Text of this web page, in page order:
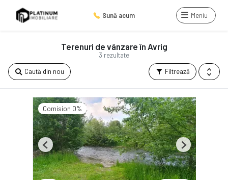
Sună acum Meniu
3 rezultate
Terenuri de vânzare în Avrig
Filtrează
Caută din nou
Comision 0%
Previous Next